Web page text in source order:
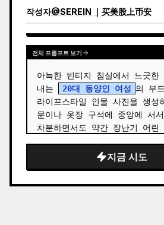
작성자@SEREIN ｜买美股上币安
전체 프롬프트 보기
아늑한 빈티지 침실에서 느긋한
내는
20대 동양인 여성 의 부
라이프스타일 인물 사진을 생성
문이나 옷장 구석에 중앙에 서
차분하면서도 약간 장난기 어린
피부 질감을 보여줍니다. …
지금 시도